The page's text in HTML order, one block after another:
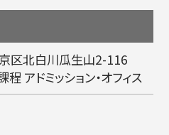
区北白川瓜生山2-116
アドミッション・オフィス